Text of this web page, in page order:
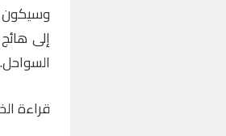
وسيكون
إلى
السواحل.
قراءة